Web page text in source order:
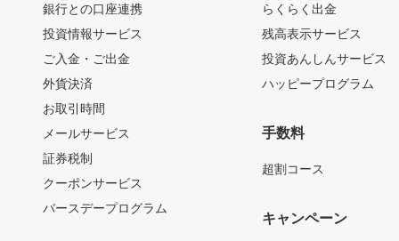
銀行との口座連携
投資情報サービス
ご入金・ご出金
外貨決済
お取引時間
メールサービス
証券税制
クーポンサービス
バースデープログラム
らくらく出金
残高表示サービス
投資あんしんサービス
ハッピープログラム
手数料
超割コース
キャンペーン